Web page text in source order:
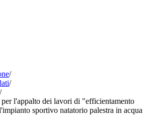
/
/
/
l'appalto dei lavori di "efficientamento
sportivo natatorio palestra in acqua